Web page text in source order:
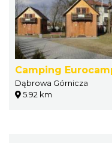
Camping
Dąbrowa Górnicza
5.92 km